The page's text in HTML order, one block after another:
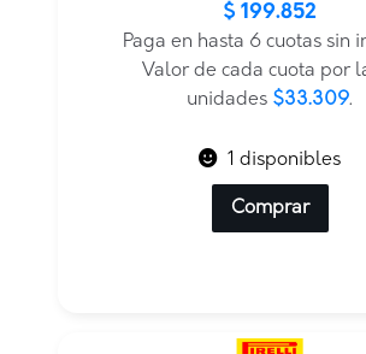
original
$399.703.
actual
$ 199.852
Paga en hasta 6 cuotas sin
Valor de cada cuota por
unidades $33.309.
1 disponibles
Comprar